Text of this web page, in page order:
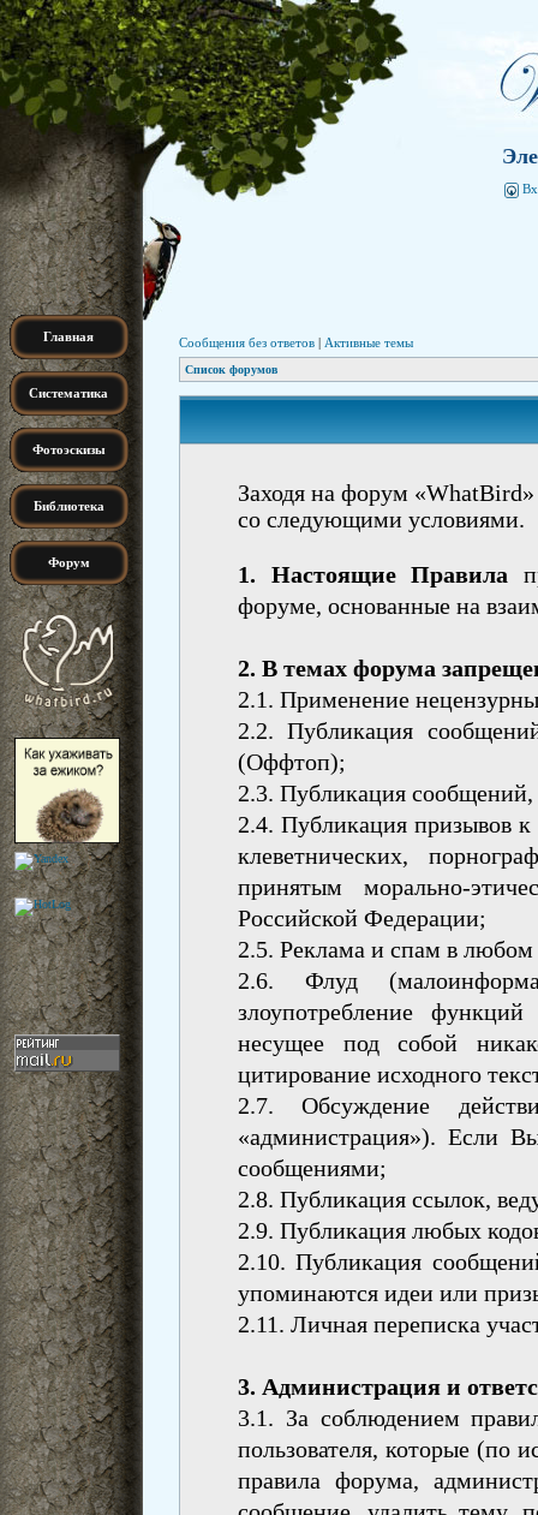
Главная
Систематика
Фотоэскизы
Библиотека
Форум
Сообщения без ответов | Активные темы
Список форумов
Заходя на форум
со следующими условиями.
1. Настоящие Правила
форуме, основанные на
2. В темах форума
2.1. Применение
2.2. Пyбликация
(Оффтоп);
2.3. Публикация
2.4. Публикация призывов
клеветнических,
принятым морально-
Российской Федерации;
2.5. Реклама и спам в любом
2.6. Флуд
злоупотребление
несущее под собой
цитирование исходного
2.7. Обсyждение
«администрация»). Если
сообщениями;
2.8. Публикация ссылок,
2.9. Публикация любых
2.10. Публикация
упоминаются идеи или
2.11. Личная переписка
3. Администрация и
3.1. За соблюдением
пользователя, которые
правила форума,